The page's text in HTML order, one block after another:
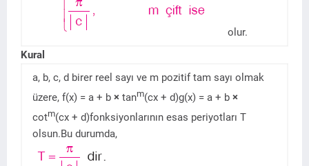
olur.
Kural
a, b, c, d birer reel sayı ve m pozitif tam sayı olmak
üzere, f(x) = a + b × tanm(cx + d)g(x) = a + b ×
cotm(cx + d)fonksiyonlarının esas periyotları T
olsun.Bu durumda,